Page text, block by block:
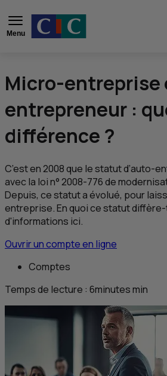
Menu
Micro-entreprise
entrepreneur :
différence ?
C’est en 2008 que le statut d’auto-
avec la loi n° 2008-776 de
Depuis, ce statut a évolué, pour
entreprise. En quoi ce statut diffère-
d'informations ici.
Ouvrir un compte en ligne
Comptes
Temps de lecture : 6minutesmin